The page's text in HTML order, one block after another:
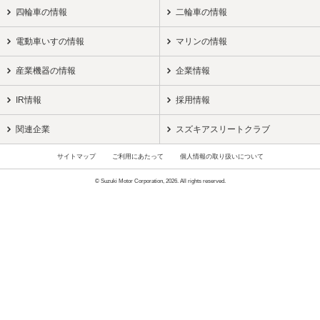
四輪車の情報 二輪車の情報
電動車いすの情報 マリンの情報
産業機器の情報 企業情報
IR情報 採用情報
関連企業 スズキアスリートクラブ
サイトマップ ご利用にあたって 個人情報の取り扱いについて
© Suzuki Motor Corporation, 2026. All rights reserved.